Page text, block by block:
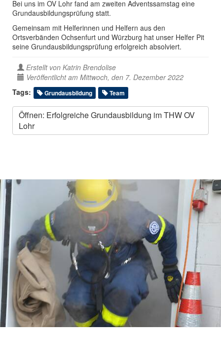
Bei uns im OV Lohr fand am zweiten Adventssamstag eine
Grundausbildungsprüfung statt.
Gemeinsam mit Helferinnen und Helfern aus den
Ortsverbänden Ochsenfurt und Würzburg hat unser Helfer Pit
seine Grundausbildungsprüfung erfolgreich absolviert.
Erstellt von Katrin Brendolise
Veröffentlicht am Mittwoch, den 7. Dezember 2022
Tags:
Grundausbildung Team
Öffnen: Erfolgreiche Grundausbildung im THW OV
Lohr